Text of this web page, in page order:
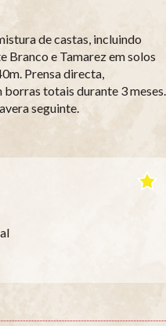
de castas, incluindo
Branco e Tamarez em solos
Prensa directa,
totais durante 3 meses.
seguinte.